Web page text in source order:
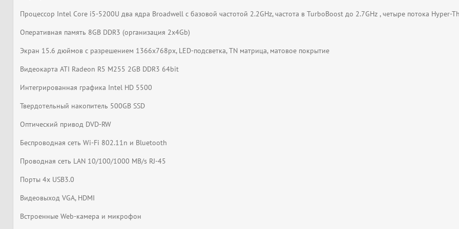
Процессор Intel Core i5-5200U два ядра Broadwell с базовой частотой 2.2GHz, частота в TurboBoost до 2.7GHz , четыре потока Hyper-
Оперативная память 8GB DDR3 (организация 2x4Gb)
Экран 15.6 дюймов с разрешением 1366x768px, LED-подсветка, TN матрица, матовое покрытие
Видеокарта ATI Radeon R5 M255 2GB DDR3 64bit
Интегрированная графика Intel HD 5500
Твердотельный накопитель 500GB SSD
Оптический привод DVD-RW
Беспроводная сеть Wi-Fi 802.11n и Bluetooth
Проводная сеть LAN 10/100/1000 MB/s RJ-45
Порты 4x USB3.0
Видеовыход VGA, HDMI
Встроенные Web-камера и микрофон